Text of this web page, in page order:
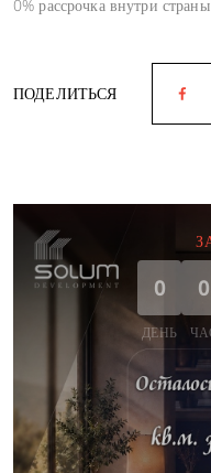
0% рассрочка внутри страны
ПОДЕЛИТЬСЯ
0
ДЕНЬ
0